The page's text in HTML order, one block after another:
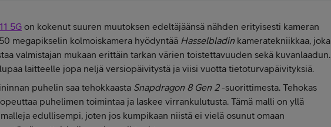
5G on kokenut suuren muutoksen edeltäjäänsä nähden erityisesti kameran
megapikselin kolmoiskamera hyödyntää Hasselbladin kameratekniikkaa, joka
valmistajan mukaan erittäin tarkan värien toistettavuuden sekä kuvanlaadun.
laitteelle jopa neljä versiopäivitystä ja viisi vuotta tietoturvapäivityksiä.
puhelin saa tehokkaasta Snapdragon 8 Gen 2-suorittimesta. Tehokas
puhelimen toimintaa ja laskee virrankulutusta. Tämä malli on yllä
edullisempi, joten jos kumpikaan niistä ei vielä osunut omaan